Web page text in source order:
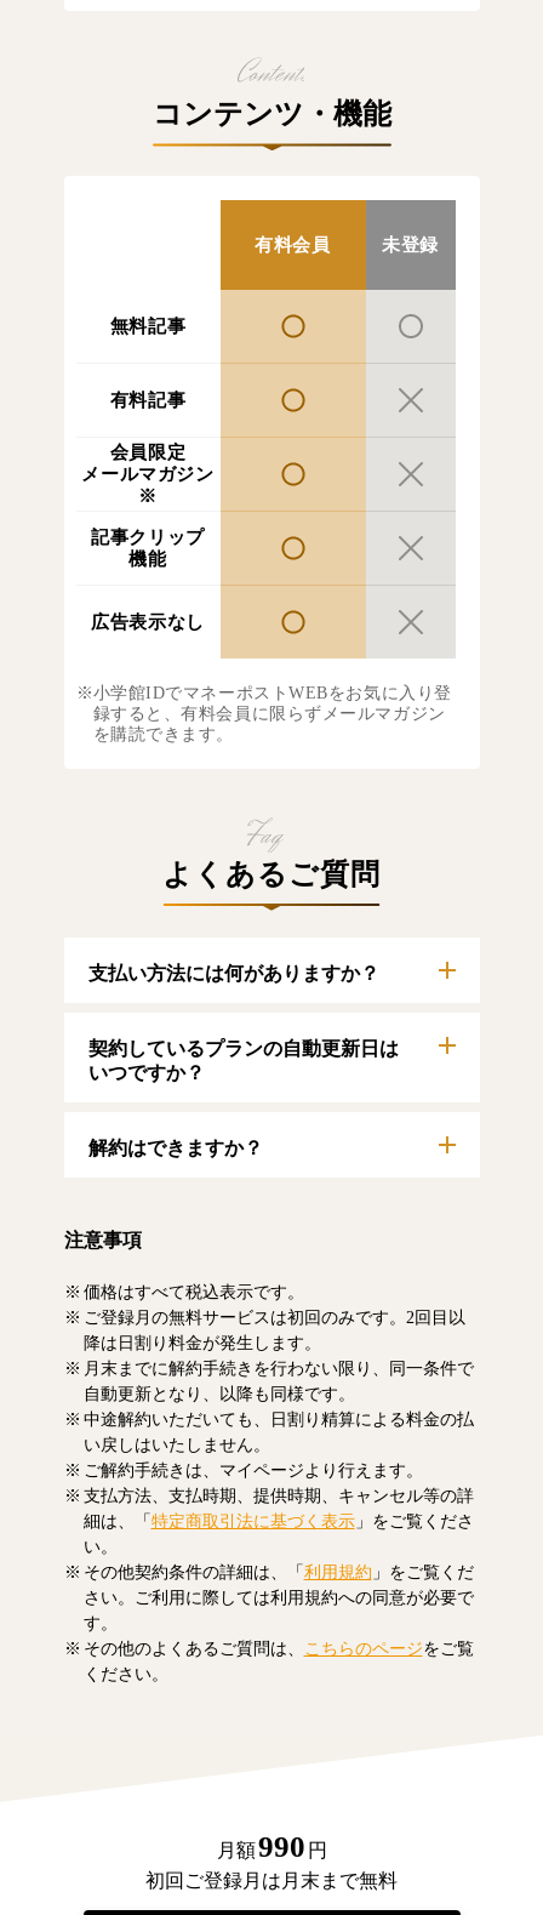
コンテンツ・機能
有料会員 未登録
無料記事
有料記事
会員限定
メールマガジン
※
記事クリップ
機能
広告表示なし
小学館IDでマネーポストWEBをお気に入り登
録すると、有料会員に限らずメールマガジン
を購読できます。
よくあるご質問
支払い方法には何がありますか？
す。
【クレジットカード】
契約しているプランの自動更新日は
いつですか？
ンのご利用期間は、マイページにてご確認い
解約はできますか？
事をお読みいただけます。なお、日割り清算
注意事項
価格はすべて税込表示です。
ご登録月の無料サービスは初回のみです。2回目以
降は日割り料金が発生します。
月末までに解約手続きを行わない限り、同一条件で
自動更新となり、以降も同様です。
中途解約いただいても、日割り精算による料金の払
い戻しはいたしません。
ご解約手続きは、マイページより行えます。
支払方法、支払時期、提供時期、キャンセル等の詳
細は、「特定商取引法に基づく表示」をご覧くださ
い。
その他契約条件の詳細は、「利用規約 」をご覧くだ
さい。ご利用に際しては利用規約への同意が必要で
す。
その他のよくあるご質問は、
こちらのページをご覧
ください。
月額990 円
初回ご登録月は月末まで無料